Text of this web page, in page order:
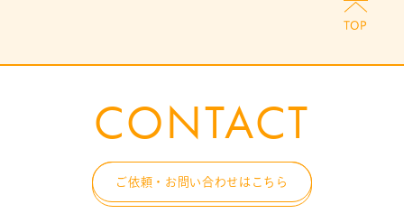
CONTACT
ご依頼・お問い合わせはこちら